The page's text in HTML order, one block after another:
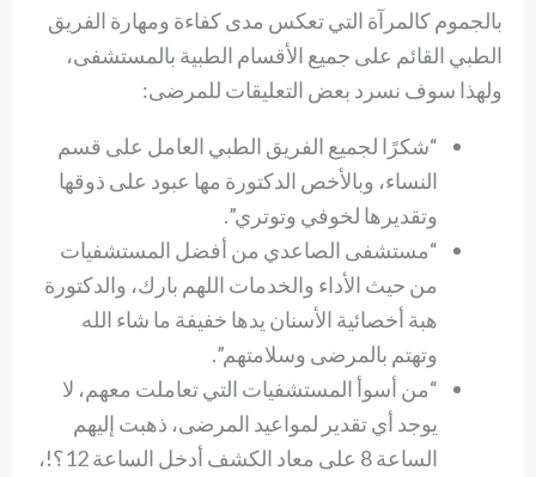
بالجموم كالمرآة التي تعكس مدى كفاءة ومهارة الفريق
الطبي القائم على جميع الأقسام الطبية بالمستشفى،
ولهذا سوف نسرد بعض التعليقات للمرضى:
“شكرًا لجميع الفريق الطبي العامل على قسم
النساء، وبالأخص الدكتورة مها عبود على ذوقها
وتقديرها لخوفي وتوتري”.
“مستشفى الصاعدي من أفضل المستشفيات
من حيث الأداء والخدمات اللهم بارك، والدكتورة
هبة أخصائية الأسنان يدها خفيفة ما شاء الله
وتهتم بالمرضى وسلامتهم”.
“من أسوأ المستشفيات التي تعاملت معهم، لا
يوجد أي تقدير لمواعيد المرضى، ذهبت إليهم
الساعة 8 على معاد الكشف أدخل الساعة 12؟!،